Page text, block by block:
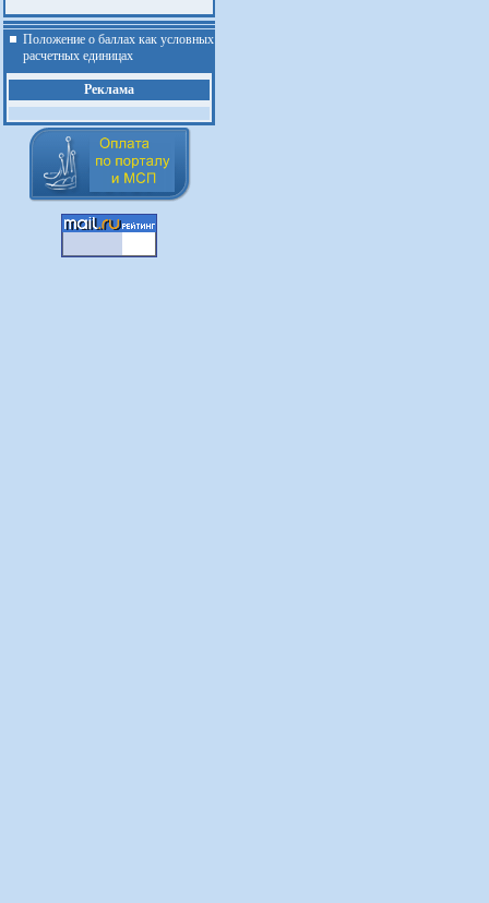
Положение о баллах как условных
расчетных единицах
Реклама